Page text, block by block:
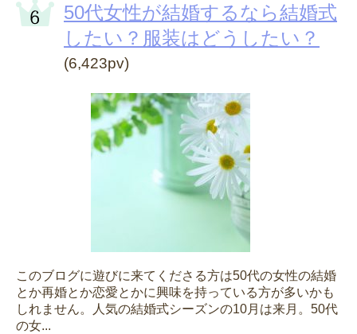
50代女性が結婚するなら結婚式
したい？服装はどうしたい？
(6,423pv)
このブログに遊びに来てくださる方は50代の女性の結婚
とか再婚とか恋愛とかに興味を持っている方が多いかも
しれません。人気の結婚式シーズンの10月は来月。50代
の女...